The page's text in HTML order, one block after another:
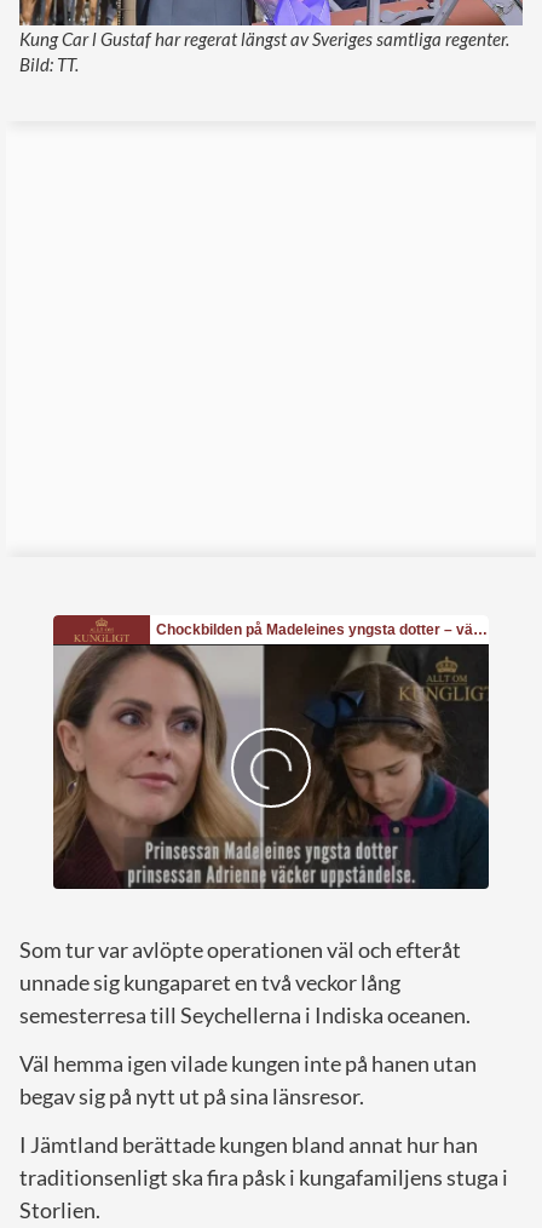
Kung Car l Gustaf har regerat längst av Sveriges samtliga regenter.
Bild: TT.
Som tur var avlöpte operationen väl och efteråt
unnade sig kungaparet en två veckor lång
semesterresa till Seychellerna i Indiska oceanen.
Väl hemma igen vilade kungen inte på hanen utan
begav sig på nytt ut på sina länsresor.
I Jämtland berättade kungen bland annat hur han
traditionsenligt ska fira påsk i kungafamiljens stuga i
Storlien.